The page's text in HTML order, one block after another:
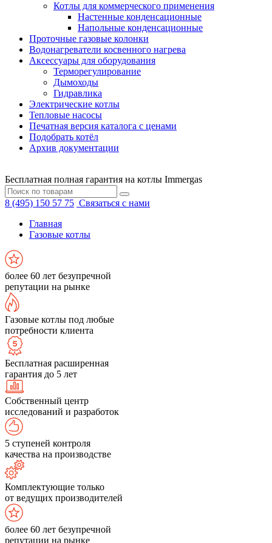
Котлы для коммерческого применения
Настенные конденсационные
Напольные конденсационные
Проточные газовые колонки
Водонагреватели косвенного нагрева
Аксессуары для оборудования
Терморегулирование
Дымоходы
Гидравлика
Электрические котлы
Тепловые насосы
Печатная версия каталога с ценами
Подобрать котёл
Архив документации
Бесплатная полная гарантия на котлы Immergas
8 (495) 150 57 75 Связаться с нами
Главная
Газовые котлы
более 60 лет безупречной
репутации на рынке
Газовые котлы под любые
потребности клиента
Бесплатная расширенная
гарантия до 5 лет
Собственный центр
исследований и разработок
5 ступеней контроля
качества на производстве
Комплектующие только
от ведущих производителей
более 60 лет безупречной
репутации на рынке